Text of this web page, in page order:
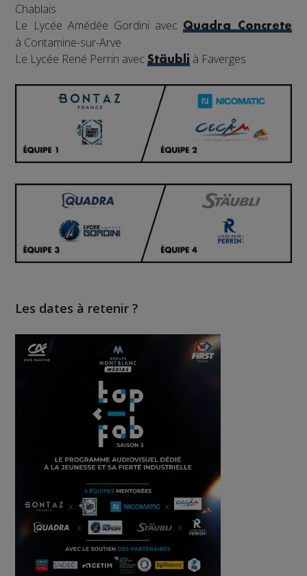
Chablais
Le Lycée Amédée Gordini avecQuadra Concrete
à Contamine-sur-Arve
Le Lycée René Perrin avecStäubli à Faverges
Les dates à retenir ?